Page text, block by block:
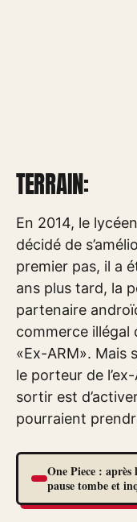
TERRAIN:
En 2014, le
décidé de
premier pas, il a
ans plus tard, la
partenaire
commerce illégal
«Ex-ARM». Mais
le porteur de
sortir est
pourraient
One Piece :
pause tombe et